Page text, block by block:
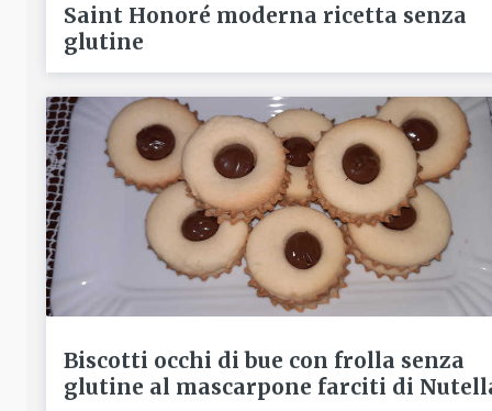
Saint Honoré moderna ricetta senza
glutine
Biscotti occhi di bue con frolla senza
glutine al mascarpone farciti di